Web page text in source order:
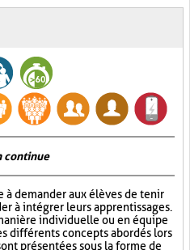
continue
à demander aux élèves de tenir
à intégrer leurs apprentissages.
individuelle ou en équipe
différents concepts abordés lors
présentées sous la forme de